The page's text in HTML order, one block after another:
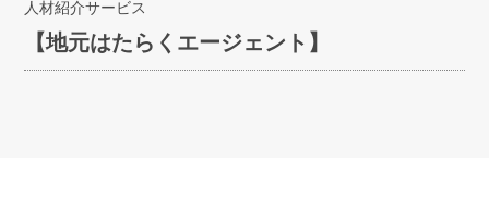
人材紹介サービス
【地元はたらくエージェント】